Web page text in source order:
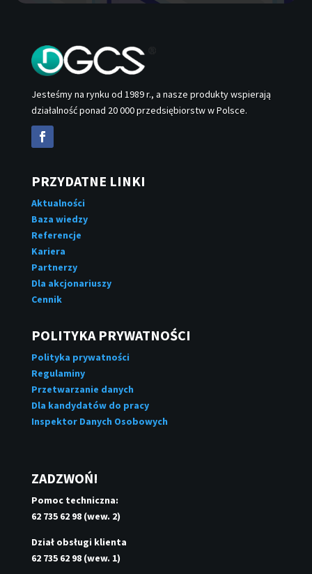
Jesteśmy na rynku od 1989 r., a nasze produkty wspierają
działalność ponad 20 000 przedsiębiorstw w Polsce.
PRZYDATNE LINKI
Aktualności
Baza wiedzy
Referencje
Kariera
Partnerzy
Dla akcjonariuszy
Cennik
POLITYKA PRYWATNOŚCI
Polityka prywatności
Regulaminy
Przetwarzanie danych
Dla kandydatów do pracy
Inspektor Danych Osobowych
ZADZWOŃ!
Pomoc techniczna:
62 735 62 98 (wew. 2)
Dział obsługi klienta
62 735 62 98 (wew. 1)